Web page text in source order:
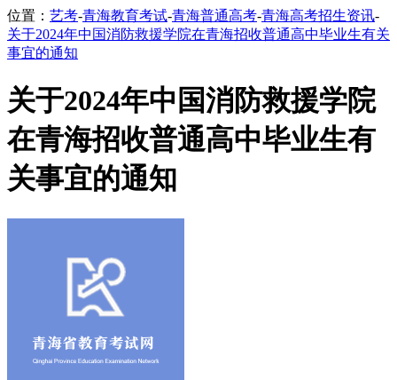
位置： 艺考-青海教育考试-青海普通高考-青海高考招生资讯-
关于2024年中国消防救援学院在青海招收普通高中毕业生有关
事宜的通知
关于2024年中国消防救援学院
在青海招收普通高中毕业生有
关事宜的通知